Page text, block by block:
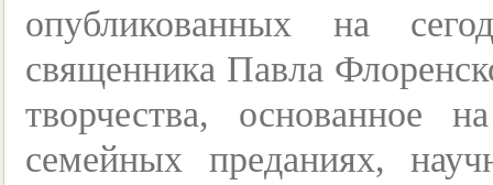
опубликованных на
священника Павла
творчества, основанное
семейных преданиях,